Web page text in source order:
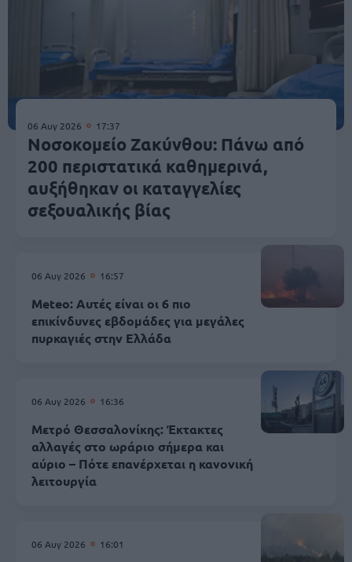
06 Αυγ 2026 17:37
Νοσοκομείο Ζακύνθου: Πάνω από
200 περιστατικά καθημερινά,
αυξήθηκαν οι καταγγελίες
σεξουαλικής βίας
06 Αυγ 2026 16:57
Meteo: Αυτές είναι οι 6 πιο
επικίνδυνες εβδομάδες για μεγάλες
πυρκαγιές στην Ελλάδα
06 Αυγ 2026 16:36
Μετρό Θεσσαλονίκης: Έκτακτες
αλλαγές στο ωράριο σήμερα και
αύριο – Πότε επανέρχεται η κανονική
λειτουργία
06 Αυγ 2026 16:01